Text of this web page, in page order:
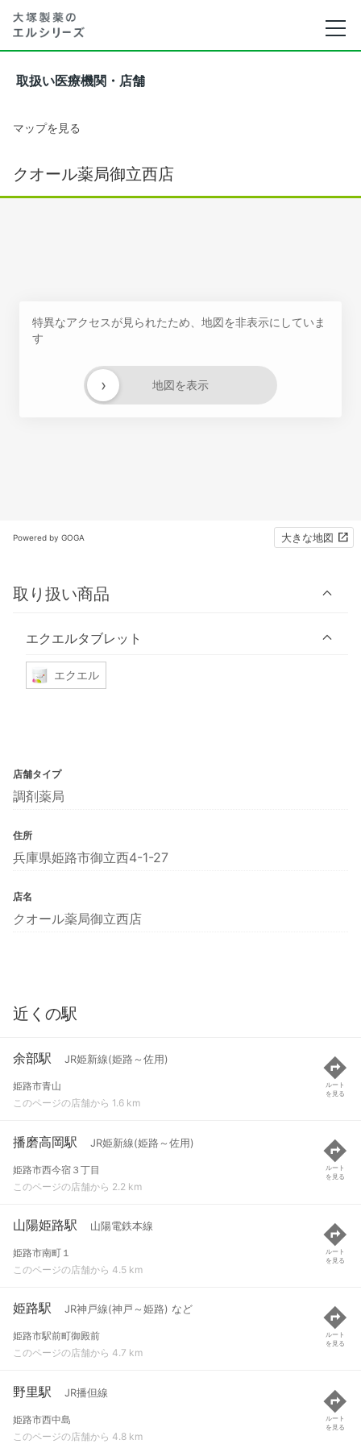
取扱い医療機関・店舗
マップを見る
クオール薬局御立西店
特異なアクセスが見られたため、地図を非表示にしていま
す
地図を表示
›
Powered by GOGA 大きな地図
取り扱い商品
エクエルタブレット
エクエル
店舗タイプ
調剤薬局
住所
兵庫県姫路市御立西4-1-27
店名
クオール薬局御立西店
近くの駅
余部駅 JR姫新線(姫路～佐用)
姫路市青山
このページの店舗から 1.6 km
ルート
を見る
播磨高岡駅 JR姫新線(姫路～佐用)
姫路市西今宿３丁目
このページの店舗から 2.2 km
ルート
を見る
山陽姫路駅 山陽電鉄本線
姫路市南町１
このページの店舗から 4.5 km
ルート
を見る
姫路駅 JR神戸線(神戸～姫路) など
姫路市駅前町御殿前
このページの店舗から 4.7 km
ルート
を見る
野里駅 JR播但線
姫路市西中島
このページの店舗から 4.8 km
ルート
を見る